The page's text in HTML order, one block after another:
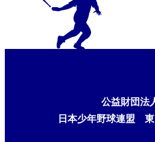
公益財団法
日本少年野球連盟 東